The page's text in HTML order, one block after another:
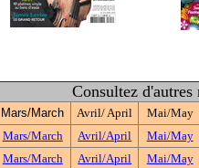
Consultez
Mars/March Avril/ April Mai/May
Mars/March Avril/April Mai/May
Mars/March Avril/April Mai/May